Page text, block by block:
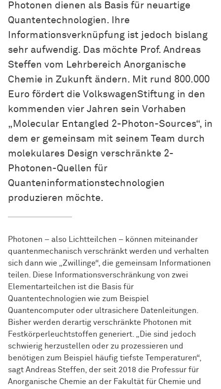
Photonen dienen als Basis für neuartige
Quantentechnologien. Ihre
Informationsverknüpfung ist jedoch bislang
sehr aufwendig. Das möchte Prof. Andreas
Steffen vom Lehr­bereich Anorganische
Chemie in Zukunft ändern. Mit rund 800.000
Euro fördert die VolkswagenStiftung in den
kommenden vier Jahren sein Vorhaben
„Molecular Entangled 2-Photon-Sources“, in
dem er gemeinsam mit seinem Team durch
molekulares Design verschränkte 2-
Photonen-Quellen für
Quanteninformationstechnologien
produzieren möchte.
Photonen – also Lichtteilchen – können miteinander
quantenmechanisch verschränkt werden und verhalten
sich dann wie „Zwillinge“, die gemeinsam Informationen
teilen. Diese Informationsverschränkung von zwei
Elementarteilchen ist die Basis für
Quantentechnologien wie zum Beispiel
Quantencomputer oder ultrasichere Datenleitungen.
Bisher werden derartig verschränkte Photonen mit
Festkörperleuchtstoffen generiert. „Die sind jedoch
schwierig herzustellen oder zu prozessieren und
benötigen zum Beispiel häufig tiefste Temperaturen“,
sagt Andreas Steffen, der seit 2018 die Professur für
Anorganische Chemie an der Fakultät für Chemie und